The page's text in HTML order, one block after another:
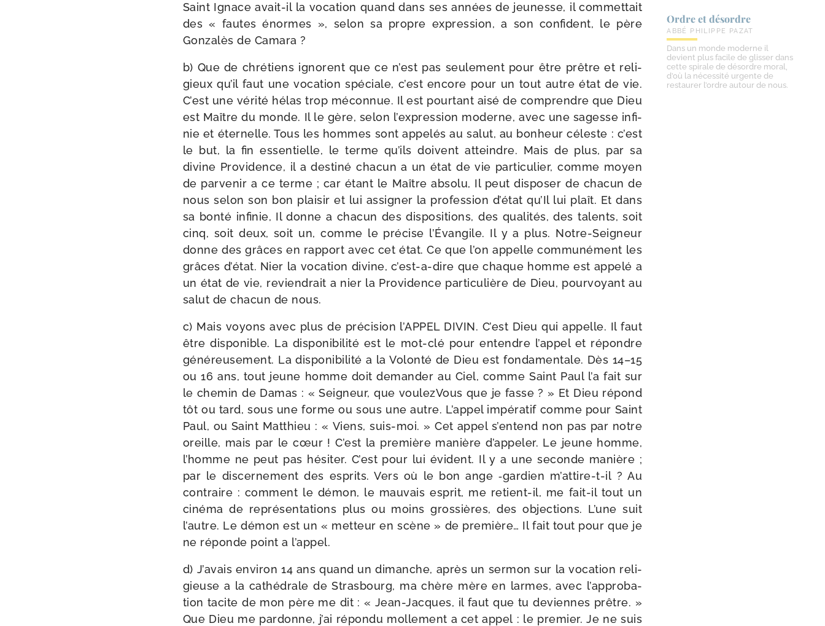
Saint Ignace avait-​il la voca­tion quand dans ses années de jeu­nesse, il com­met­tait
des « fautes énormes », selon sa propre expres­sion, a son confi­dent, le père
Gonzalès de Camara ?
b) Que de chré­tiens ignorent que ce n’est pas seule­ment pour être prêtre et reli­
gieux qu’il faut une voca­tion spé­ciale, c’est encore pour un tout autre état de vie.
C’est une véri­té hélas trop mécon­nue. Il est pour­tant aisé de com­prendre que Dieu
est Maître du monde. Il le gère, selon l’ex­pres­sion moderne, avec une sagesse infi­
nie et éter­nelle. Tous les hommes sont appe­lés au salut, au bon­heur céleste : c’est
le but, la fin essen­tielle, le terme qu’ils doivent atteindre. Mais de plus, par sa
divine Providence, il a des­ti­né cha­cun a un état de vie par­ti­cu­lier, comme moyen
de par­ve­nir a ce terme ; car étant le Maître abso­lu, Il peut dis­po­ser de cha­cun de
nous selon son bon plai­sir et lui assi­gner la pro­fes­sion d’é­tat qu’Il lui plaît. Et dans
sa bon­té infi­nie, Il donne a cha­cun des dis­po­si­tions, des qua­li­tés, des talents, soit
cinq, soit deux, soit un, comme le pré­cise l’Évangile. Il y a plus. Notre-​Seigneur
donne des grâces en rap­port avec cet état. Ce que l’on appelle com­mu­né­ment les
grâces d’é­tat. Nier la voca­tion divine, c’est-​a-​dire que chaque homme est appe­lé a
un état de vie, revien­drait a nier la Providence par­ti­cu­lière de Dieu, pour­voyant au
salut de cha­cun de nous.
c) Mais voyons avec plus de pré­ci­sion l’APPEL DIVIN. C’est Dieu qui appelle. Il faut
être dis­po­nible. La dis­po­ni­bi­li­té est le mot-​clé pour entendre l’ap­pel et répondre
géné­reu­se­ment. La dis­po­ni­bi­li­té a la Volonté de Dieu est fon­da­men­tale. Dès 14–15
ou 16 ans, tout jeune homme doit deman­der au Ciel, comme Saint Paul l’a fait sur
le che­min de Damas : « Seigneur, que voulezVous que je fasse ? » Et Dieu répond
tôt ou tard, sous une forme ou sous une autre. L’appel impé­ra­tif comme pour Saint
Paul, ou Saint Matthieu : « Viens, suis-​moi. » Cet appel s’en­tend non pas par notre
oreille, mais par le cœur ! C’est la pre­mière manière d’ap­pe­ler. Le jeune homme,
l’homme ne peut pas hési­ter. C’est pour lui évident. Il y a une seconde manière ;
par le dis­cer­ne­ment des esprits. Vers où le bon ange ‑gar­dien m’attire-​t-​il ? Au
contraire : com­ment le démon, le mau­vais esprit, me retient-​il, me fait-​il tout un
ciné­ma de repré­sen­ta­tions plus ou moins gros­sières, des objec­tions. L’une suit
l’autre. Le démon est un « met­teur en scène » de pre­mière… Il fait tout pour que je
ne réponde point a l’appel.
d) J’avais envi­ron 14 ans quand un dimanche, après un ser­mon sur la voca­tion reli­
gieuse a la cathé­drale de Strasbourg, ma chère mère en larmes, avec l’ap­pro­ba­
tion tacite de mon père me dit : « Jean-​Jacques, il faut que tu deviennes prêtre. »
Que Dieu me par­donne, j’ai répon­du mol­le­ment a cet appel : le pre­mier. Je ne suis
Ordre et désordre
ABBÉ PHILIPPE PAZAT
Dans un monde moderne il
devient plus facile de glisser dans
cette spirale de désordre moral,
d’où la nécessité urgente de
restaurer l’ordre autour de nous.